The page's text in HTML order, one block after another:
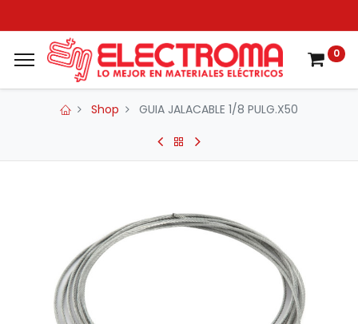
0
Shop GUIA JALACABLE 1/8 PULG.X50